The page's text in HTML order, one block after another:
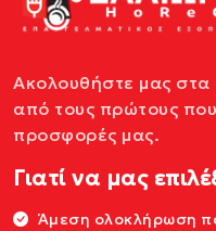
Ακολουθήστε μας στα
από τους πρώτους που
προσφορές μας.
Γιατί να μας
Άμεση ολοκλήρωση